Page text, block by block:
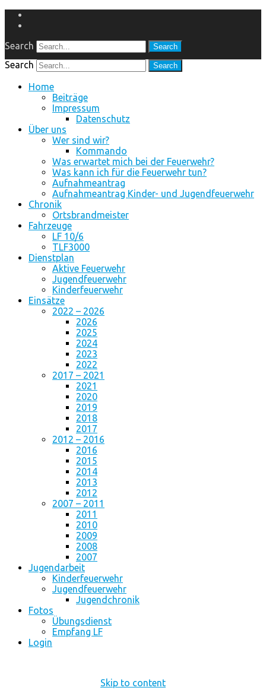
Search
Search
Home
Beiträge
Impressum
Datenschutz
Über uns
Wer sind wir?
Kommando
Was erwartet mich bei der Feuerwehr?
Was kann ich für die Feuerwehr tun?
Aufnahmeantrag
Aufnahmeantrag Kinder- und Jugendfeuerwehr
Chronik
Ortsbrandmeister
Fahrzeuge
LF 10/6
TLF3000
Dienstplan
Aktive Feuerwehr
Jugendfeuerwehr
Kinderfeuerwehr
Einsätze
2022 – 2026
2026
2025
2024
2023
2022
2017 – 2021
2021
2020
2019
2018
2017
2012 – 2016
2016
2015
2014
2013
2012
2007 – 2011
2011
2010
2009
2008
2007
Jugendarbeit
Kinderfeuerwehr
Jugendfeuerwehr
Jugendchronik
Fotos
Übungsdienst
Empfang LF
Login
Skip to content